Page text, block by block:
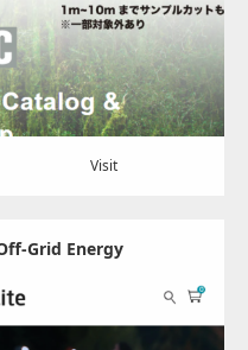
Visit
Grid Energy